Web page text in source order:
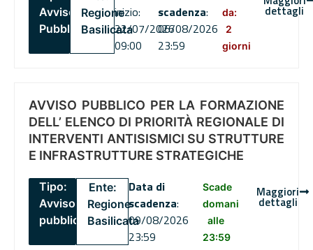
Avviso
Pubblico
Regione
Basilicata
inizio:
22/07/2026
09:00
scadenza:
06/08/2026
23:59
da:
2
giorni
dettagli
AVVISO PUBBLICO PER LA FORMAZIONE
DELL’ ELENCO DI PRIORITÀ REGIONALE DI
INTERVENTI ANTISISMICI SU STRUTTURE
E INFRASTRUTTURE STRATEGICHE
Tipo:
Avviso
pubblico
Ente:
Regione
Basilicata
Data di
scadenza:
09/08/2026
23:59
Scade
domani
alle
23:59
Maggiori
dettagli